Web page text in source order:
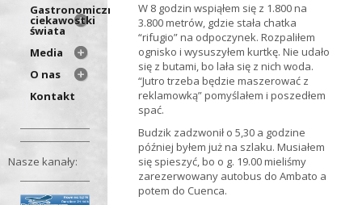
Gastronomiczne
ciekawostki
świata
Media
O nas
Kontakt
Nasze kanały:
W 8 godzin wspiąłem się z 1.800 na
3.800 metrów, gdzie stała chatka
“rifugio” na odpoczynek. Rozpaliłem
ognisko i wysuszyłem kurtkę. Nie udało
się z butami, bo lała się z nich woda.
“Jutro trzeba będzie maszerować z
reklamowką” pomyślałem i poszedłem
spać.
Budzik zadzwonił o 5,30 a godzine
później byłem już na szlaku. Musiałem
się spieszyć, bo o g. 19.00 mieliśmy
zarezerwowany autobus do Ambato a
potem do Cuenca.